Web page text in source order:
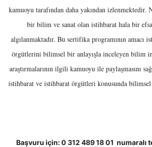
kamuoyu tarafından daha yakından izlenmektedir.
bir bilim ve sanat olan istihbarat hala bir
algılanmaktadır. Bu sertifika programının amacı
örgütlerini bilimsel bir anlayışla inceleyen bilim
araştırmalarının ilgili kamuoyu ile paylaşmasını
istihbarat ve istihbarat örgütleri konusunda
Başvuru için:0 312 489 18 01 numaralı